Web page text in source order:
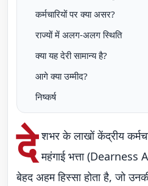
कर्मचारियों पर क्या असर?
राज्यों में अलग-अलग स्थिति
क्या यह देरी सामान्य है?
आगे क्या उम्मीद?
निष्कर्ष
दे शभर के लाखों केंद्रीय
महंगाई भत्ता
बेहद अहम हिस्सा होता है, जो